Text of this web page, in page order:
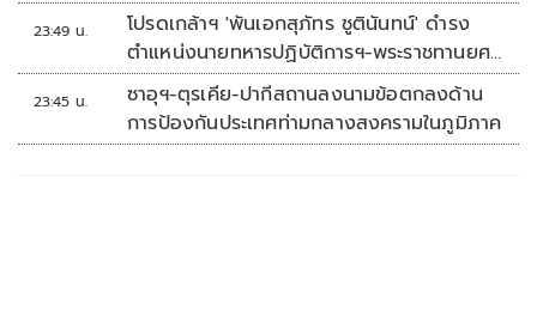
23:49 น.
โปรดเกล้าฯ 'พันเอกสุภัทร ชูตินันทน์' ดำรง
ตำแหน่งนายทหารปฏิบัติการฯ-พระราชทานยศ
'พลตรี'
23:45 น.
ซาอุฯ-ตุรเคีย-ปากีสถานลงนามข้อตกลงด้าน
การป้องกันประเทศท่ามกลางสงครามในภูมิภาค